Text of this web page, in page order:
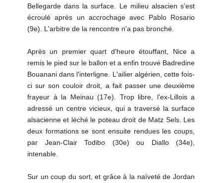
Bellegarde dans la surface. Le milieu alsacien s'est
écroulé après un accrochage avec Pablo Rosario
(9e). L'arbitre de la rencontre n'a pas bronché.
Après un premier quart d'heure étouffant, Nice a
remis le pied sur le ballon et a enfin trouvé Badredine
Bouanani dans l'interligne. L'ailier algérien, cette fois-
ci sur son couloir droit, a fait passer une deuxième
frayeur à la Meinau (17e). Trop libre, l'ex-Lillois a
adressé un centre vicieux, qui a traversé la surface
alsacienne et léché le poteau droit de Matz Sels. Les
deux formations se sont ensuite rendues les coups,
par Jean-Clair Todibo (30e) ou Diallo (34e),
intenable.
Sur un coup du sort, et grâce à la naïveté de Jordan